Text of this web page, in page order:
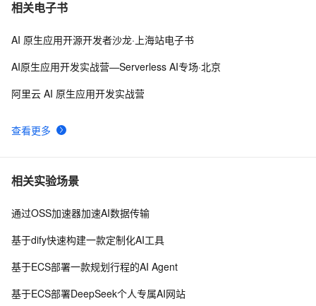
相关电子书
查看更多
AI 原生应用开源开发者沙龙·上海站电子书
AI原生应用开发实战营—Serverless AI专场·北京
阿里云 AI 原生应用开发实战营
相关实验场景
通过OSS加速器加速AI数据传输
基于dify快速构建一款定制化AI工具
基于ECS部署一款规划行程的AI Agent
基于ECS部署DeepSeek个人专属AI网站